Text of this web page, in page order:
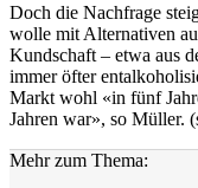
Doch die Nachfrage
wolle mit Alternativen
Kundschaft – etwa aus
immer öfter
Markt wohl «in fünf
Jahren war», so Müller.
Mehr zum Thema: